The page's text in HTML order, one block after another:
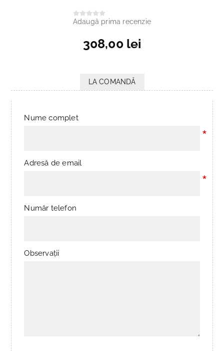
Adaugă prima recenzie
308,00 lei
LA COMANDĂ
Nume complet
*
Adresă de email
*
Număr telefon
Observații